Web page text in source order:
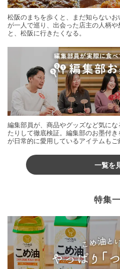
松阪のまちを歩くと、まだ知らない
が一人で巡り、出会った店主の人柄
と、松阪に行きたくなる。
編集部員が、商品やグッズなど気に
たりして徹底検証。編集部のお墨付
が日常的に愛用しているアイテムもご
一覧を
特集